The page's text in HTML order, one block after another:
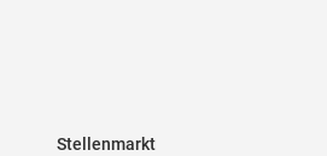
Stellenmarkt